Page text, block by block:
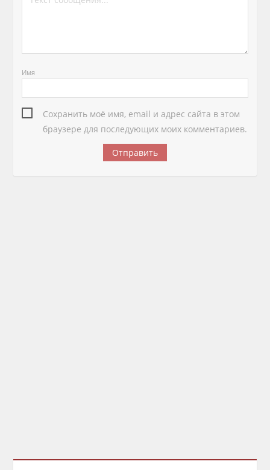
Имя
Сохранить моё имя, email и адрес сайта в этом
браузере для последующих моих комментариев.